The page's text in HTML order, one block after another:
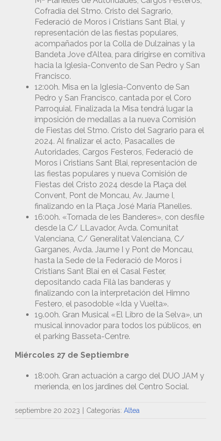
Cofradía del Stmo. Cristo del Sagrario,
Federació de Moros i Cristians Sant Blai, y
representación de las fiestas populares,
acompañados por la Colla de Dulzainas y la
Bandeta Jove d’Altea, para dirigirse en comitiva
hacia la Iglesia-Convento de San Pedro y San
Francisco.
12:00h. Misa en la Iglesia-Convento de San
Pedro y San Francisco, cantada por el Coro
Parroquial. Finalizada la Misa tendrá lugar la
imposición de medallas a la nueva Comisión
de Fiestas del Stmo. Cristo del Sagrario para el
2024. Al finalizar el acto, Pasacalles de
Autoridades, Cargos Festeros, Federació de
Moros i Cristians Sant Blai, representación de
las fiestas populares y nueva Comisión de
Fiestas del Cristo 2024 desde la Plaça del
Convent, Pont de Moncau, Av. Jaume I,
finalizando en la Plaça José María Planelles.
16:00h. «Tornada de les Banderes», con desfile
desde la C/ LLavador, Avda. Comunitat
Valenciana, C/ Generalitat Valenciana, C/
Garganes, Avda. Jaume I y Pont de Moncau,
hasta la Sede de la Federació de Moros i
Cristians Sant Blai en el Casal Fester,
depositando cada Filà las banderas y
finalizando con la interpretación del Himno
Festero, el pasodoble «Ida y Vuelta».
19.00h. Gran Musical «El Libro de la Selva», un
musical innovador para todos los públicos, en
el parking Basseta-Centre.
Miércoles 27 de Septiembre
18:00h. Gran actuación a cargo del DUO JAM y
merienda, en los jardines del Centro Social.
septiembre 20 2023 Categorías: Altea